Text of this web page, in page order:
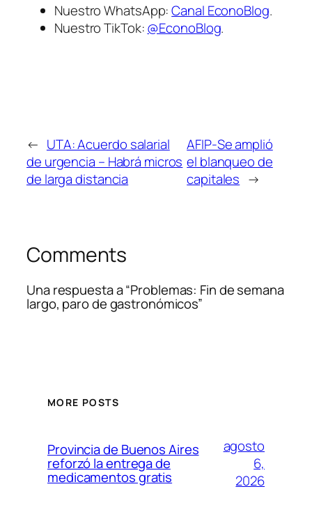
Nuestro WhatsApp:Canal EconoBlog.
Nuestro TikTok:@EconoBlog.
← UTA: Acuerdo salarial
de urgencia – Habrá micros
de larga distancia
AFIP-Se amplió
el blanqueo de
capitales →
Comments
Una respuesta a “Problemas: Fin de semana
largo, paro de gastronómicos”
MORE POSTS
Provincia de Buenos Aires
reforzó la entrega de
medicamentos gratis
agosto
6,
2026